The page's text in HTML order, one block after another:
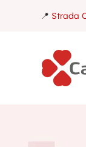
📍 Strada